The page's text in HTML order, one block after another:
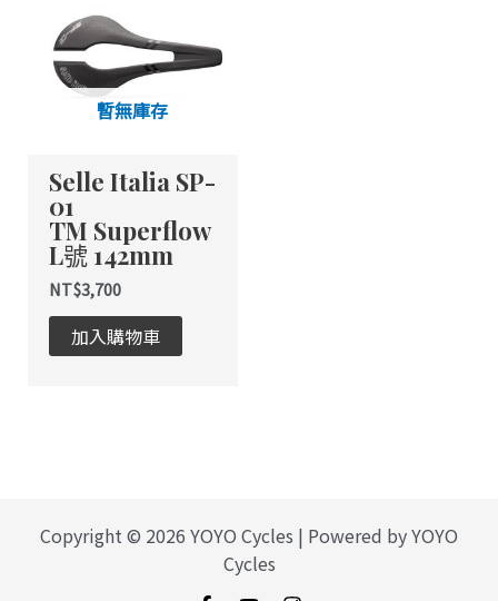
暫無庫存
Selle Italia SP-
01
TM Superflow
L號 142mm
NT$3,700
加入購物車
Copyright © 2026 YOYO Cycles | Powered by YOYO
Cycles